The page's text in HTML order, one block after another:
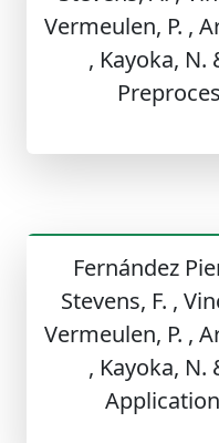
Vermeulen, P. ,
, Kayoka, N.
Fernández
Stevens, F. ,
Vermeulen, P. ,
, Kayoka, N.